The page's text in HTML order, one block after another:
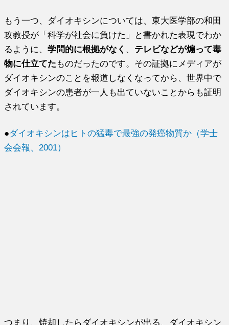
もう一つ、ダイオキシンについては、東大医学部の和田
攻教授が「科学が社会に負けた」と書かれた表現でわか
るように、学問的に根拠がなく 、 テレビなどが煽って毒
物に仕立てた ものだったのです。その証拠にメディアが
ダイオキシンのことを報道しなくなってから、世界中で
ダイオキシンの患者が一人も出ていないことからも証明
されています。
●ダイオキシンはヒトの猛毒で最強の発癌物質か（学士
会会報、2001）
つまり、焼却したらダイオキシンが出る、ダイオキシン